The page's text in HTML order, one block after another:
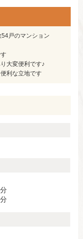
戸のマンション
大変便利です♪
利な立地です